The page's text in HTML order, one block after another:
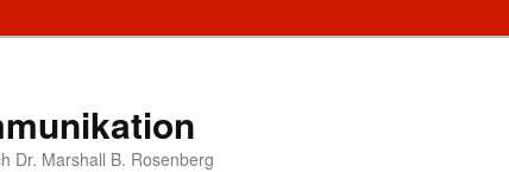
Dr. Marshall B. Rosenberg